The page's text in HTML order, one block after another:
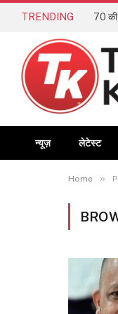
TRENDING 70 की
न्यूज़ लेटेस्ट
Home »